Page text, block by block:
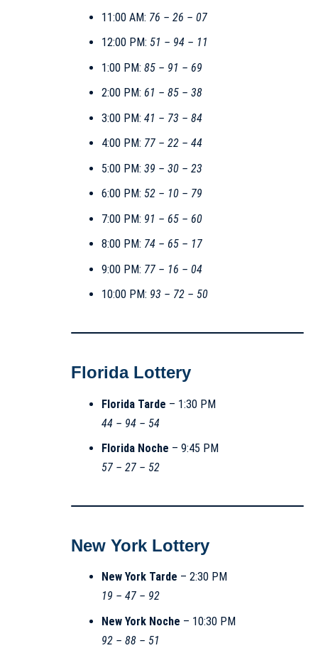
11:00 AM: 76 – 26 – 07
12:00 PM: 51 – 94 – 11
1:00 PM: 85 – 91 – 69
2:00 PM: 61 – 85 – 38
3:00 PM: 41 – 73 – 84
4:00 PM: 77 – 22 – 44
5:00 PM: 39 – 30 – 23
6:00 PM: 52 – 10 – 79
7:00 PM: 91 – 65 – 60
8:00 PM: 74 – 65 – 17
9:00 PM: 77 – 16 – 04
10:00 PM: 93 – 72 – 50
Florida Lottery
Florida Tarde – 1:30 PM
44 – 94 – 54
Florida Noche – 9:45 PM
57 – 27 – 52
New York Lottery
New York Tarde – 2:30 PM
19 – 47 – 92
New York Noche – 10:30 PM
92 – 88 – 51